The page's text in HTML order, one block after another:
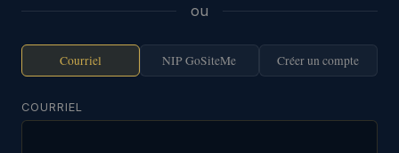
ou
Courriel NIP GoSiteMe Créer un compte
COURRIEL